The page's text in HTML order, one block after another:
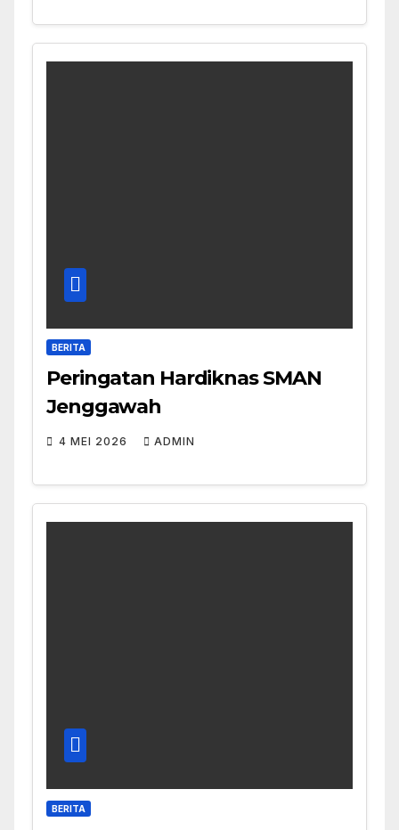
BERITA
Peringatan Hardiknas SMAN
Jenggawah
4 MEI 2026 ADMIN
BERITA